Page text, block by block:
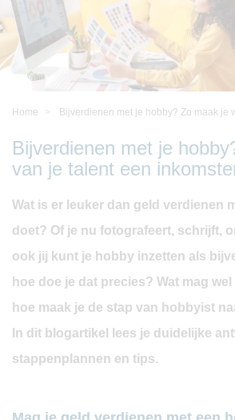
Home Bijverdienen met je hobby? Zo maak je
Bijverdienen met je
van je talent een
Wat is er leuker dan geld verdienen
doet? Of je nu fotografeert, schrijft,
ook jij kunt je hobby inzetten als
hoe doe je dat precies? Wat mag
hoe maak je de stap van hobbyist
In dit blogartikel lees je duidelijke
stappenplannen en tips.